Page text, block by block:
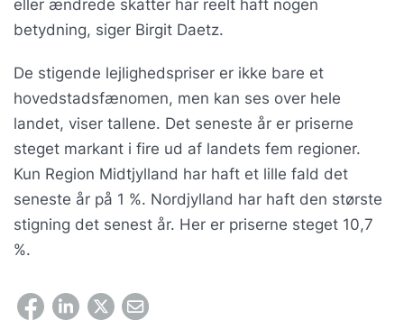
eller ændrede skatter har reelt haft nogen
betydning, siger Birgit Daetz.
De stigende lejlighedspriser er ikke bare et
hovedstadsfænomen, men kan ses over hele
landet, viser tallene. Det seneste år er priserne
steget markant i fire ud af landets fem regioner.
Kun Region Midtjylland har haft et lille fald det
seneste år på 1 %. Nordjylland har haft den største
stigning det senest år. Her er priserne steget 10,7
%.